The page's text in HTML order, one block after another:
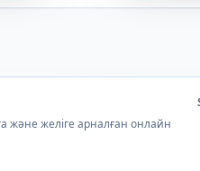
және желіге арналған онлайн